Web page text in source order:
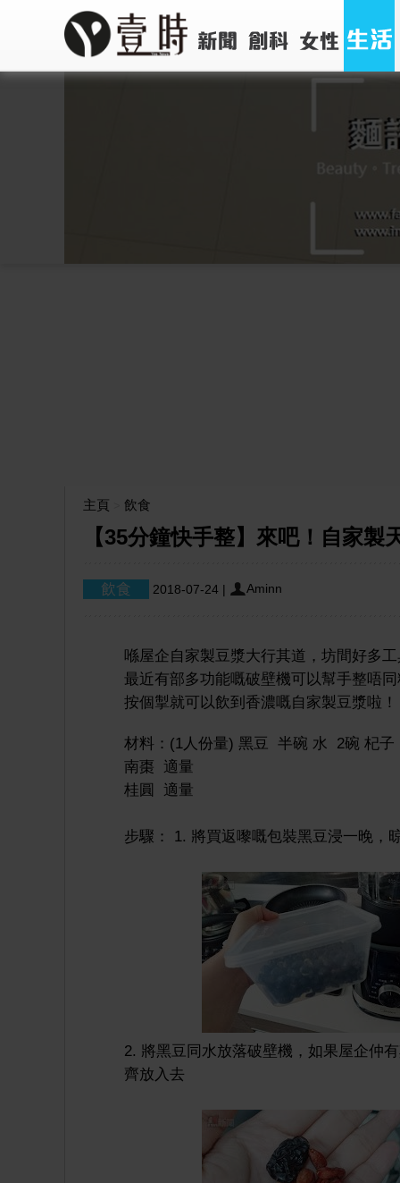
主頁 飲食
【35分鐘快手整】來吧！自家製
2018-07-24 | Aminn
喺屋企自家製豆漿大行其道，坊間好多
最近有部多功能嘅破壁機可以幫手整唔
按個掣就可以飲到香濃嘅自家製豆漿啦！
材料：(1人份量) 黑豆 半碗 水 2碗 杞
南棗 適量
桂圓 適量
步驟： 1. 將買返嚟嘅包裝黑豆浸一晚，
2. 將黑豆同水放落破壁機，如果屋企仲
齊放入去